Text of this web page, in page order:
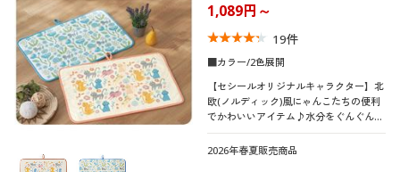
1,089円～
19件
■カラー/2色展開
【セシールオリジナルキャラクター】北
欧(ノルディック)風にゃんこたちの便利
でかわいいアイテム♪水分をぐんぐん吸
収! 色々なシーンで活躍するふんわりマ
ルチマットです。やさしい肌ざわりで洗
2026年春夏販売商品